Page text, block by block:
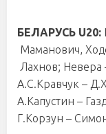
БЕЛАРУСЬ U20:
Маманович,
Лахнов; Невера
А.С.Кравчук –
А.Капустин –
Г.Корзун –